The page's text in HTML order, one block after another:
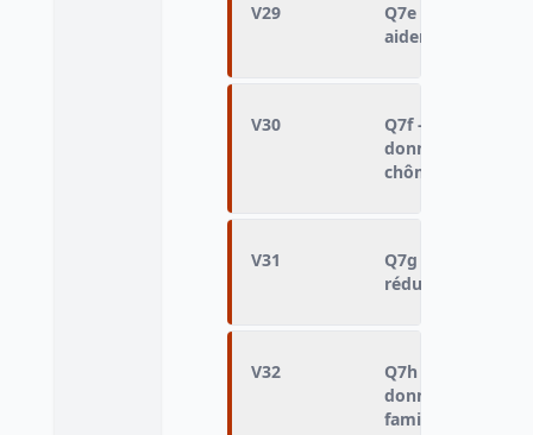
V29
Q7e -
aider le
V30
Q7f -
donner un
chômeurs
V31
Q7g -
réduire l'écart
V32
Q7h -
donner des
familles